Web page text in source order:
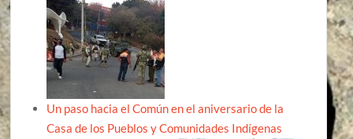
Un paso hacia el Común en el aniversario de la
Casa de los Pueblos y Comunidades Indígenas